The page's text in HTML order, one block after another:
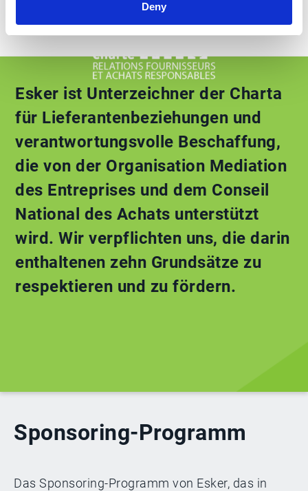
Deny
Esker ist Unterzeichner der Charta
für Lieferantenbeziehungen und
verantwortungsvolle Beschaffung,
die von der Organisation Mediation
des Entreprises und dem Conseil
National des Achats unterstützt
wird. Wir verpflichten uns, die darin
enthaltenen zehn Grundsätze zu
respektieren und zu fördern.
Sponsoring-Programm
Das Sponsoring-Programm von Esker, das in